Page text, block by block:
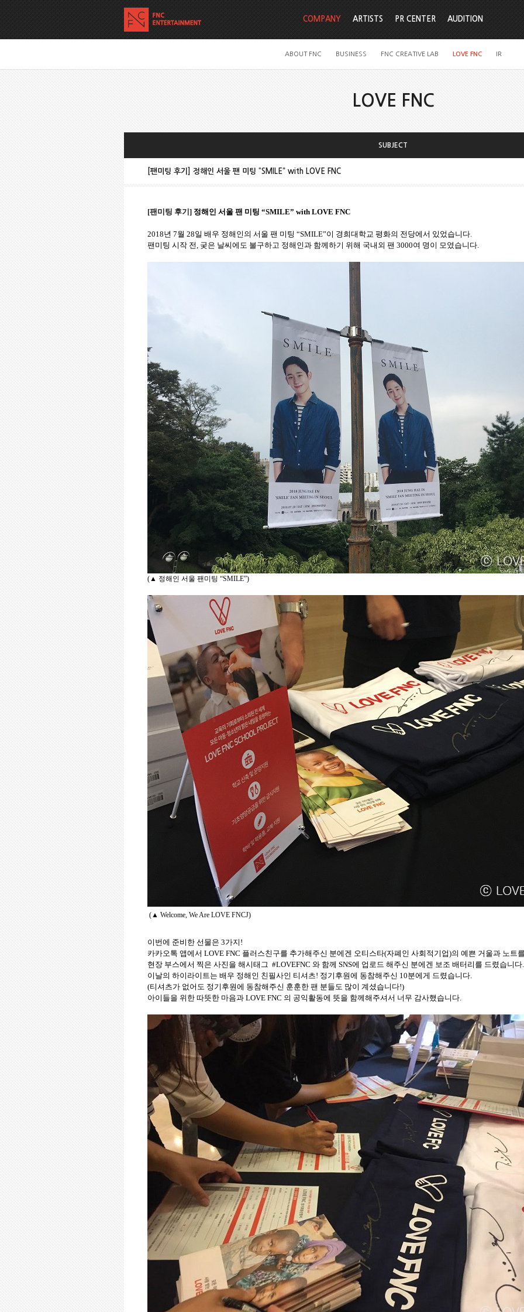
COMPANY
ABOUT FNC BUSINESS FNC CREATIVE LAB LOVE FNC IR
ARTISTS PR CENTER AUDITION
LOVE FNC
SUBJECT
[팬미팅 후기] 정해인 서울 팬 미팅 “SMILE” with LOVE FNC
[팬미팅 후기 ] 정해인 서울 팬 미팅 “SMILE” with LOVE FNC
2018년 7월 28일 배우 정해인의 서울 팬 미팅 “SMILE”이 경희대학교 평화의 전당에서 있었습니다.
팬미팅 시작 전, 궂은 날씨에도 불구하고 정해인과 함께하기 위해 국내외 팬 3000여 명이 모였습니다.
(▲ 정해인 서울 팬미팅 “SMILE”)
(▲ Welcome, We Are LOVE FNCJ)
이번에 준비한 선물은 3가지 !
카카오톡 앱에서 LOVE FNC 플러스친구를 추가해주신 분에겐 오티스타(자폐인 사회적기업)의 예쁜 거울과 노트
현장 부스에서 찍은 사진을 해시태그 #LOVEFNC 와 함께 SNS에 업로드 해주신 분에겐 보조 배터리를 드렸습니다.
이날의 하이라이트는 배우 정해인 친필사인 티셔츠! 정기후원에 동참해주신 10분에게 드렸습니다.
(티셔츠가 없어도 정기후원에 동참해주신 훈훈한 팬 분들도 많이 계셨습니다!)
아이들을 위한 따뜻한 마음과 LOVE FNC 의 공익활동에 뜻을 함께해주셔서 너무 감사했습니다.